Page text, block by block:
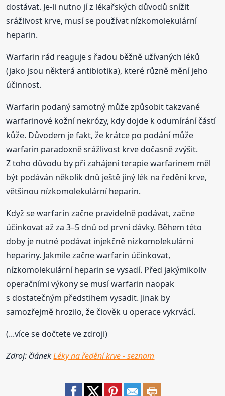
dostávat. Je-li nutno jí z lékařských důvodů snížit
srážlivost krve, musí se používat nízkomolekulární
heparin.
Warfarin rád reaguje s řadou běžně užívaných léků
(jako jsou některá antibiotika), které různě mění jeho
účinnost.
Warfarin podaný samotný může způsobit takzvané
warfarinové kožní nekrózy, kdy dojde k odumírání částí
kůže. Důvodem je fakt, že krátce po podání může
warfarin paradoxně srážlivost krve dočasně zvýšit.
Z toho důvodu by při zahájení terapie warfarinem měl
být podáván několik dnů ještě jiný lék na ředění krve,
většinou nízkomolekulární heparin.
Když se warfarin začne pravidelně podávat, začne
účinkovat až za 3–5 dnů od první dávky. Během této
doby je nutné podávat injekčně nízkomolekulární
hepariny. Jakmile začne warfarin účinkovat,
nízkomolekulární heparin se vysadí. Před jakýmikoliv
operačními výkony se musí warfarin naopak
s dostatečným předstihem vysadit. Jinak by
samozřejmě hrozilo, že člověk u operace vykrvácí.
(...více se dočtete ve zdroji)
Zdroj: článekLéky na ředění krve - seznam